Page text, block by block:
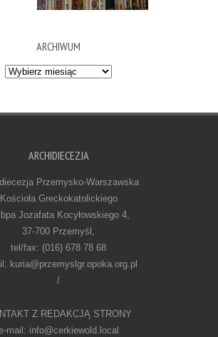
ARCHIWUM
Archiwum
ARCHIDIECEZJA
Przemysko-Warszawska
Kościoła Greckokatolickiego
Jozafata Kocyłowskiego 4,
37-700 Przemyśl,
tel/fax: (016) 678 78 68
kuria@przemyslgr.opoka.org.pl
/
Z REDAKCJĄ STRONY
mail: info@cerkiewold.local